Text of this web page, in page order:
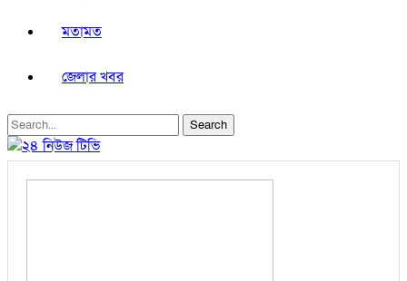
মতামত
জেলার খবর